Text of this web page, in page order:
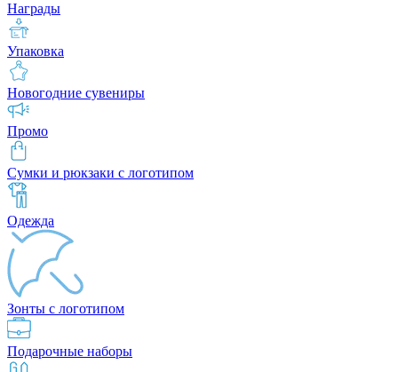
Награды
Упаковка
Новогодние сувениры
Промо
Сумки и рюкзаки с логотипом
Одежда
Зонты с логотипом
Подарочные наборы